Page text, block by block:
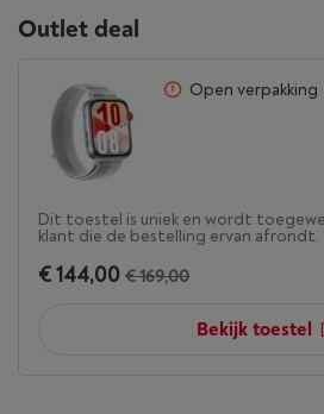
Outlet deal
Open verpakking
Dit toestel is uniek en wordt
klant die de bestelling ervan afrondt.
€ 144,00 € 169,00
Bekijk toestel